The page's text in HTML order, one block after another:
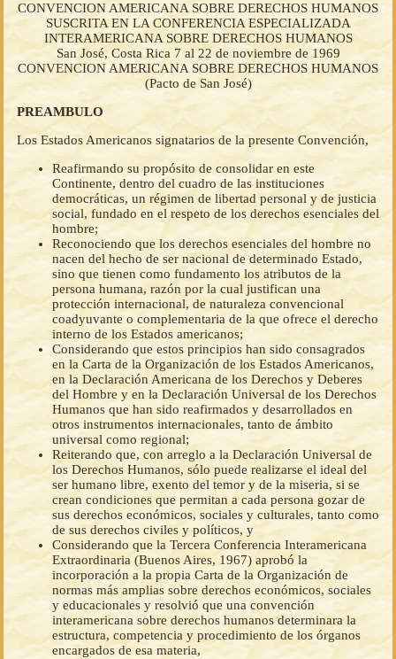
CONVENCION AMERICANA SOBRE DERECHOS HUMANOS
SUSCRITA EN LA CONFERENCIA ESPECIALIZADA
INTERAMERICANA SOBRE DERECHOS HUMANOS
San José, Costa Rica 7 al 22 de noviembre de 1969
CONVENCION AMERICANA SOBRE DERECHOS HUMANOS
(Pacto de San José)
PREAMBULO
Los Estados Americanos signatarios de la presente Convención,
Reafirmando su propósito de consolidar en este
Continente, dentro del cuadro de las instituciones
democráticas, un régimen de libertad personal y de justicia
social, fundado en el respeto de los derechos esenciales del
hombre;
Reconociendo que los derechos esenciales del hombre no
nacen del hecho de ser nacional de determinado Estado,
sino que tienen como fundamento los atributos de la
persona humana, razón por la cual justifican una
protección internacional, de naturaleza convencional
coadyuvante o complementaria de la que ofrece el derecho
interno de los Estados americanos;
Considerando que estos principios han sido consagrados
en la Carta de la Organización de los Estados Americanos,
en la Declaración Americana de los Derechos y Deberes
del Hombre y en la Declaración Universal de los Derechos
Humanos que han sido reafirmados y desarrollados en
otros instrumentos internacionales, tanto de ámbito
universal como regional;
Reiterando que, con arreglo a la Declaración Universal de
los Derechos Humanos, sólo puede realizarse el ideal del
ser humano libre, exento del temor y de la miseria, si se
crean condiciones que permitan a cada persona gozar de
sus derechos económicos, sociales y culturales, tanto como
de sus derechos civiles y políticos, y
Considerando que la Tercera Conferencia Interamericana
Extraordinaria (Buenos Aires, 1967) aprobó la
incorporación a la propia Carta de la Organización de
normas más amplias sobre derechos económicos, sociales
y educacionales y resolvió que una convención
interamericana sobre derechos humanos determinara la
estructura, competencia y procedimiento de los órganos
encargados de esa materia,